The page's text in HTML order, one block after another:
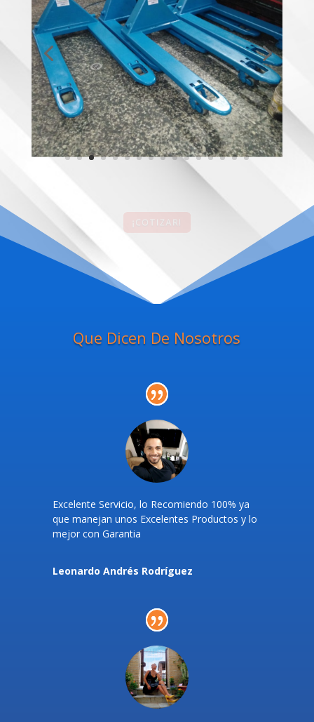
Que Dicen De Nosotros
Excelente Servicio, lo Recomiendo 100% ya
que manejan unos Excelentes Productos y lo
mejor con Garantia
Leonardo Andrés Rodríguez